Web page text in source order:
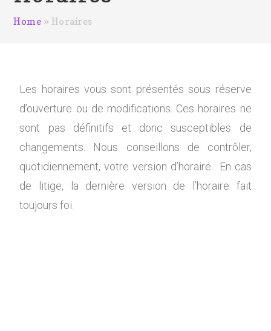
Home » Horaires
Les horaires vous sont présentés sous réserve
d’ouverture ou de modifications. Ces horaires ne
sont pas définitifs et donc susceptibles de
changements. Nous conseillons de contrôler,
quotidiennement, votre version d’horaire. En cas
de litige, la dernière version de l’horaire fait
toujours foi.